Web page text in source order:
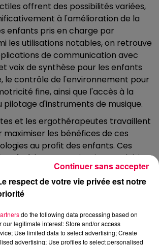
offrent des possibilités variées,
à l'amélioration de la
enfants pris en charge par
les utilisations notables, on retrouve
de communication avec
voix de synthèse pour les enfants
le contrôle de l'environnement pour
fine, ainsi que l'accès à la
pilotage d'instruments de musique.
et les ergothérapeutes travaillent
les bénéfices de ces
au profit des enfants. Ces
à la communication, aux loisirs,
moyens d'éducation et
respect de votre vie privée est notre
do the following data processing based on
our legitimate interest: Store and/or access
Use limited data to select advertising; Create
advertising; Use profiles to select personalised
Continuer sans accepter